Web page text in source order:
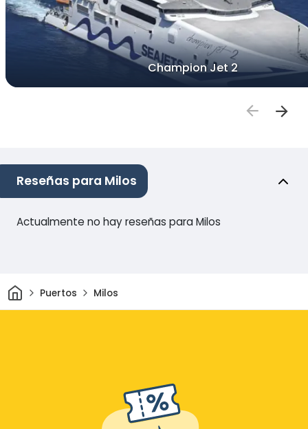
Champion Jet 2
Reseñas para Milos
Actualmente no hay reseñas para Milos
InicioPuertos Milos